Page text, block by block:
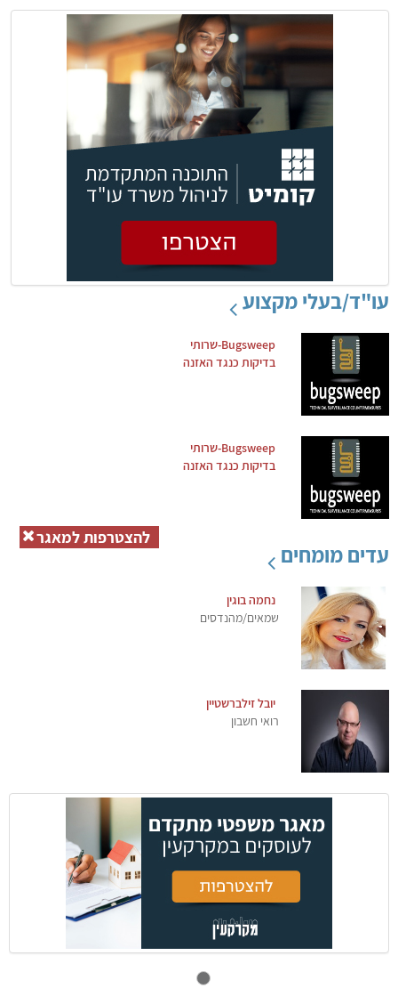
עו"ד/בעלי מקצוע
Bugsweep-שרותי
בדיקות כנגד האזנה
Bugsweep-שרותי
בדיקות כנגד האזנה
עדים מומחים
נחמה בוגין
שמאים/מהנדסים
יובל זילברשטיין
רואי חשבון
להצטרפות למאגר